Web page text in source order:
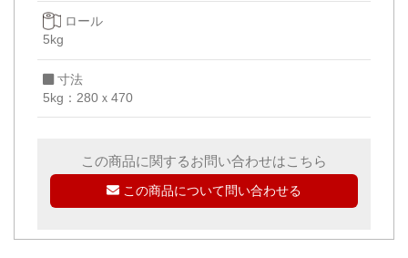
ロール
5kg
寸法
5kg：280ｘ470
この商品に関するお問い合わせはこちら
この商品について問い合わせる